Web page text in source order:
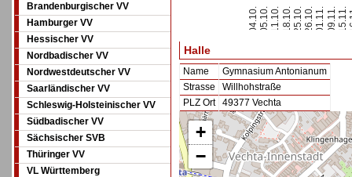
Brandenburgischer VV
Hamburger VV
Hessischer VV
Nordbadischer VV
Nordwestdeutscher VV
Saarländischer VV
Schleswig-Holsteinischer VV
Südbadischer VV
Sächsischer SVB
Thüringer VV
VL Württemberg
04.10.05.10.11.10.18.10.25.10.26.10.01.11.09.11.15.11.
Halle
Name
Gymnasium Antonianum
Strasse
Willhohstraße
PLZ Ort
49377 Vechta
+
−